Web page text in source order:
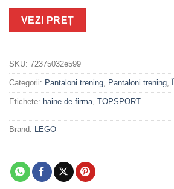
VEZI PREȚ
SKU: 72375032e599
Categorii: Pantaloni trening Pantaloni trening
Etichete: haine de firma TOPSPORT
Brand: LEGO